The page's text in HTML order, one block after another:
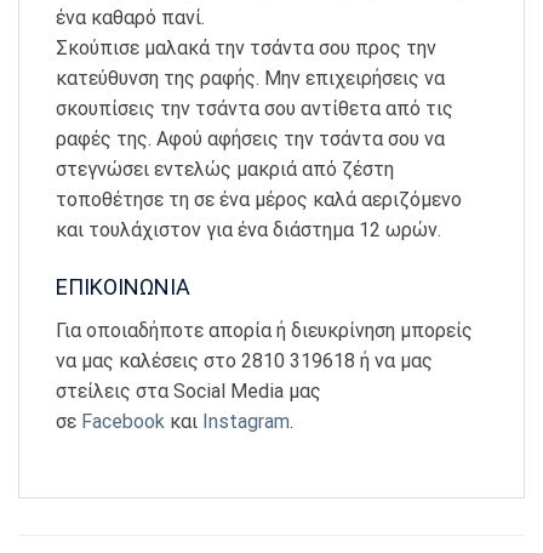
ένα καθαρό πανί.
Σκούπισε μαλακά την τσάντα σου προς την
κατεύθυνση της ραφής. Μην επιχειρήσεις να
σκουπίσεις την τσάντα σου αντίθετα από τις
ραφές της. Αφού αφήσεις την τσάντα σου να
στεγνώσει εντελώς μακριά από ζέστη
τοποθέτησε τη σε ένα μέρος καλά αεριζόμενο
και τουλάχιστον για ένα διάστημα 12 ωρών.
ΕΠΙΚΟΙΝΩΝΙΑ
Για οποιαδήποτε απορία ή διευκρίνηση μπορείς
να μας καλέσεις στο 2810 319618 ή να μας
στείλεις στα Social Media μας
σε Facebook και Instagram.